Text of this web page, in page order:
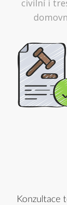
civilní i
Konzultace